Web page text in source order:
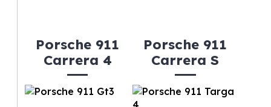
Porsche 911
Carrera 4
Porsche 911
Carrera S